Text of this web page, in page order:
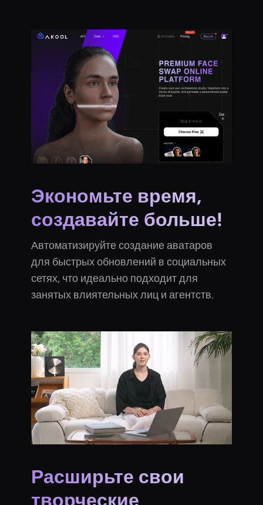
Экономьте время,
создавайте больше!
Автоматизируйте создание аватаров
для быстрых обновлений в социальных
сетях, что идеально подходит для
занятых влиятельных лиц и агентств.
Расширьте свои
творческие